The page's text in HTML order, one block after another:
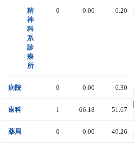
精
神
科
系
診
療
所
0 0.00 6.20
病院 0 0.00 6.30
歯科 1 66.18 51.67
薬局 0 0.00 49.26